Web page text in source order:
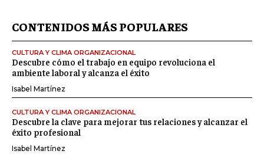
CONTENIDOS MÁS POPULARES
CULTURA Y CLIMA ORGANIZACIONAL
Descubre cómo el trabajo en equipo revoluciona el
ambiente laboral y alcanza el éxito
Isabel Martínez
CULTURA Y CLIMA ORGANIZACIONAL
Descubre la clave para mejorar tus relaciones y alcanzar el
éxito profesional
Isabel Martínez